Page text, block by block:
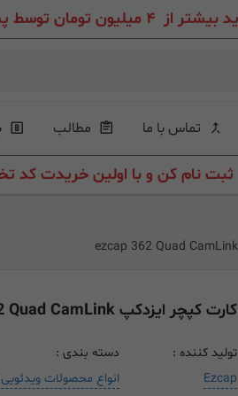
پست پیشتاز به سراسر ایران عزیز
تماس با ما مطالب
ثبت نام کن و با اولین خریدت کد
کارت کپچر ایزدکپ ezcap 362 Quad CamLink
تولید کننده :
Ezcap
دسته بندی :
انواع محصولات ویدئویی